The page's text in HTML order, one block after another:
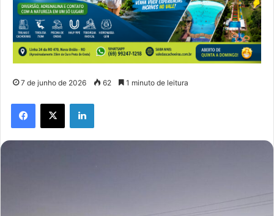
7 de junho de 2026 62 1 minuto de leitura
Facebook
X Linkedin